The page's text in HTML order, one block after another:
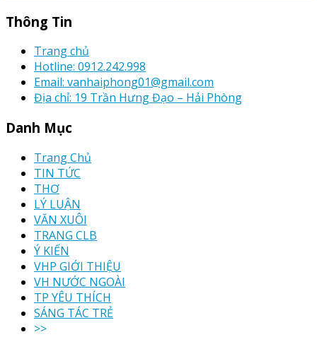
Thông Tin
Trang chủ
Hotline: 0912.242.998
Email: vanhaiphong01@gmail.com
Địa chỉ: 19 Trần Hưng Đạo – Hải Phòng
Danh Mục
Trang Chủ
TIN TỨC
THƠ
LÝ LUẬN
VĂN XUÔI
TRANG CLB
Ý KIẾN
VHP GIỚI THIỆU
VH NƯỚC NGOÀI
TP YÊU THÍCH
SÁNG TÁC TRẺ
>>